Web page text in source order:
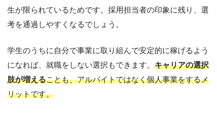
生が限られているためです。採用担当者の印象に残り、選
考を通過しやすくなるでしょう。
学生のうちに自分で事業に取り組んで安定的に稼げるよう
になれば、就職をしない選択もできます。 キャリアの選択
肢が増えることも、アルバイトではなく個人事業をするメ
リットです。